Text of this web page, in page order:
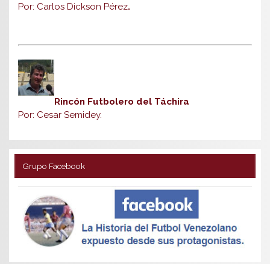
Por: Carlos Dickson Pérez.
Rincón Futbolero del Táchira
Por: Cesar Semidey.
Grupo Facebook